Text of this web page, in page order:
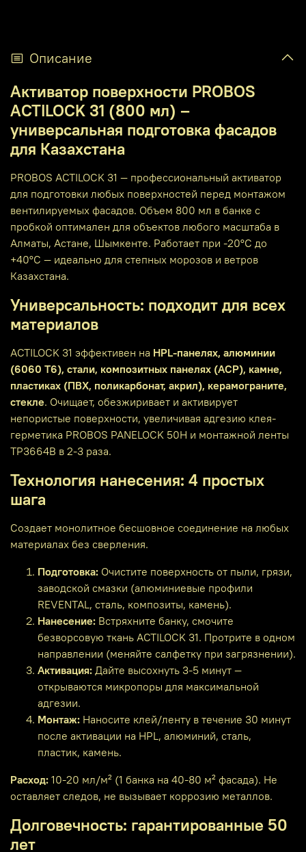
Описание
Активатор поверхности PROBOS
ACTILOCK 31 (800 мл) –
универсальная подготовка фасадов
для Казахстана
PROBOS ACTILOCK 31 — профессиональный активатор
для подготовки любых поверхностей перед монтажом
вентилируемых фасадов. Объем 800 мл в банке с
пробкой оптимален для объектов любого масштаба в
Алматы, Астане, Шымкенте. Работает при -20°C до
+40°C — идеально для степных морозов и ветров
Казахстана.
Универсальность: подходит для всех
материалов
ACTILOCK 31 эффективен на HPL-панелях, алюминии
(6060 T6), стали, композитных панелях (ACP), камне,
пластиках (ПВХ, поликарбонат, акрил), керамограните,
стекле. Очищает, обезжиривает и активирует
непористые поверхности, увеличивая адгезию клея-
герметика PROBOS PANELOCK 50H и монтажной ленты
TP3664B в 2-3 раза.
Технология нанесения: 4 простых
шага
Создает монолитное бесшовное соединение на любых
материалах без сверления.
Подготовка: Очистите поверхность от пыли, грязи,
заводской смазки (алюминиевые профили
REVENTAL, сталь, композиты, камень).
Нанесение: Встряхните банку, смочите
безворсовую ткань ACTILOCK 31. Протрите в одном
направлении (меняйте салфетку при загрязнении).
Активация: Дайте высохнуть 3-5 минут —
открываются микропоры для максимальной
адгезии.
Монтаж: Наносите клей/ленту в течение 30 минут
после активации на HPL, алюминий, сталь,
пластик, камень.
Расход: 10-20 мл/м² (1 банка на 40-80 м² фасада). Не
оставляет следов, не вызывает коррозию металлов.
Долговечность: гарантированные 50
лет